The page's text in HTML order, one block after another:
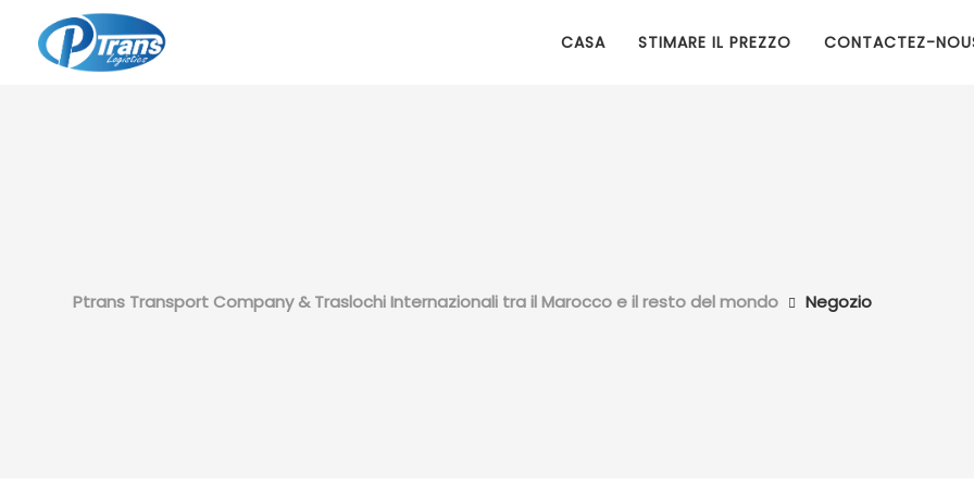
CASA STIMARE IL PREZZO CONTACTEZ-
Ptrans Transport Company & Traslochi Internazionali tra il Marocco e il resto del mondo Negozio